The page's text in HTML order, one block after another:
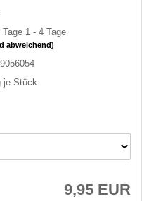
1 - 4 Tage
abweichend)
je Stück
9,95 EUR